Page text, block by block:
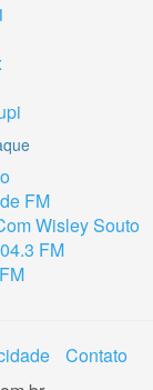
FM
Wisley Souto
FM
Contato